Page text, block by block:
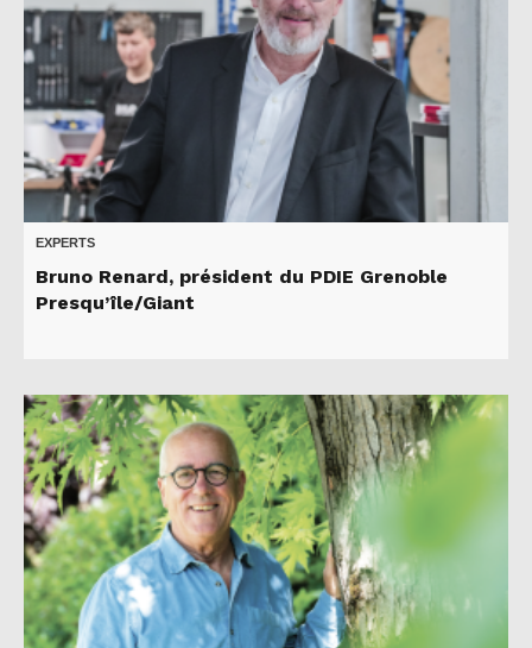
EXPERTS
Bruno Renard, président du PDIE Grenoble
Presqu’île/Giant